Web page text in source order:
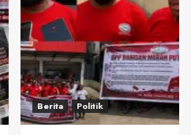
Berita Politik